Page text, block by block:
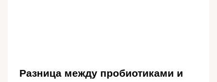
Разница между пробиотиками и